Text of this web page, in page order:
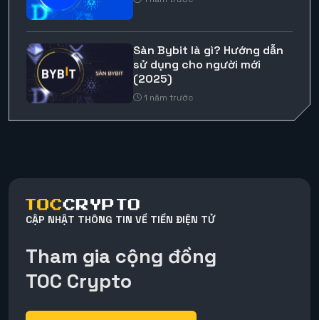
Sàn Bybit là gì? Hướng dẫn
sử dụng cho người mới
(2025)
1 năm trước
CẬP NHẬT THÔNG TIN VỀ TIỀN ĐIỆN TỬ
Tham gia cộng đồng
TOC Crypto